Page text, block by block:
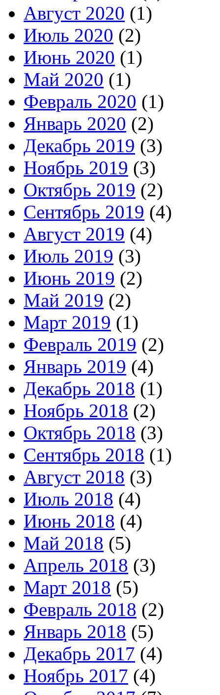
Август 2020 (1)
Июль 2020 (2)
Июнь 2020 (1)
Май 2020 (1)
Февраль 2020 (1)
Январь 2020 (2)
Декабрь 2019 (3)
Ноябрь 2019 (3)
Октябрь 2019 (2)
Сентябрь 2019 (4)
Август 2019 (4)
Июль 2019 (3)
Июнь 2019 (2)
Май 2019 (2)
Март 2019 (1)
Февраль 2019 (2)
Январь 2019 (4)
Декабрь 2018 (1)
Ноябрь 2018 (2)
Октябрь 2018 (3)
Сентябрь 2018 (1)
Август 2018 (3)
Июль 2018 (4)
Июнь 2018 (4)
Май 2018 (5)
Апрель 2018 (3)
Март 2018 (5)
Февраль 2018 (2)
Январь 2018 (5)
Декабрь 2017 (4)
Ноябрь 2017 (4)